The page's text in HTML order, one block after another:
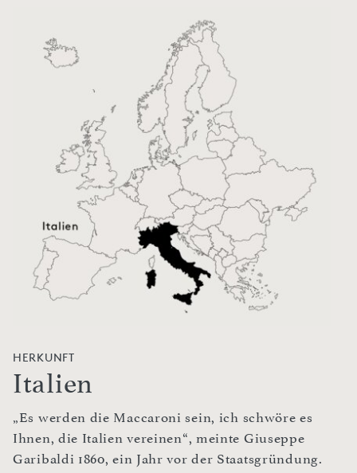
HERKUNFT
Italien
„Es werden die Maccaroni sein, ich schwöre es
Ihnen, die Italien vereinen“, meinte Giuseppe
Garibaldi 1860, ein Jahr vor der Staatsgründung.